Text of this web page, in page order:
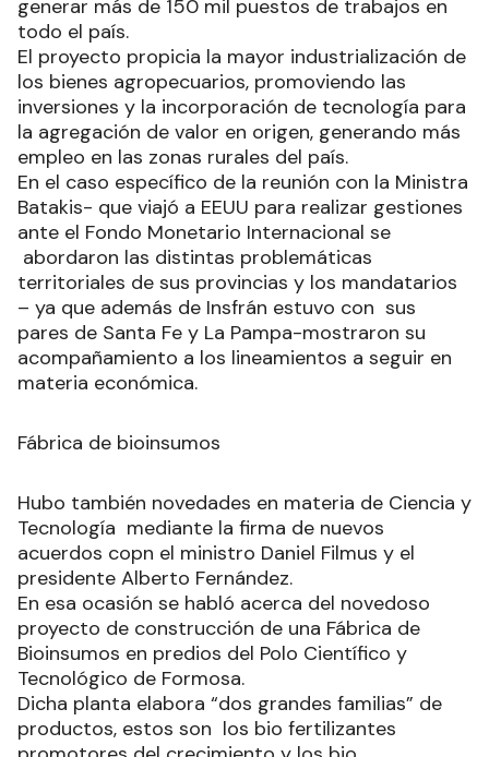
generar más de 150 mil puestos de trabajos en
todo el país.
El proyecto propicia la mayor industrialización de
los bienes agropecuarios, promoviendo las
inversiones y la incorporación de tecnología para
la agregación de valor en origen, generando más
empleo en las zonas rurales del país.
En el caso específico de la reunión con la Ministra
Batakis- que viajó a EEUU para realizar gestiones
ante el Fondo Monetario Internacional se
abordaron las distintas problemáticas
territoriales de sus provincias y los mandatarios
– ya que además de Insfrán estuvo con sus
pares de Santa Fe y La Pampa-mostraron su
acompañamiento a los lineamientos a seguir en
materia económica.
Fábrica de bioinsumos
Hubo también novedades en materia de Ciencia y
Tecnología mediante la firma de nuevos
acuerdos copn el ministro Daniel Filmus y el
presidente Alberto Fernández.
En esa ocasión se habló acerca del novedoso
proyecto de construcción de una Fábrica de
Bioinsumos en predios del Polo Científico y
Tecnológico de Formosa.
Dicha planta elabora “dos grandes familias” de
productos, estos son los bio fertilizantes